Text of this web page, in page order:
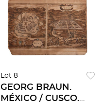
Lot 8
GEORG BRAUN.
MÉXICO / CUSCO.